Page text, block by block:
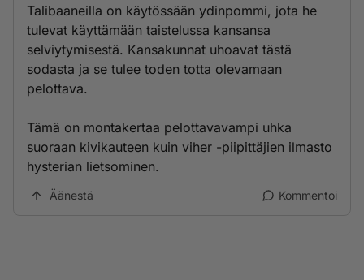
Talibaaneilla on käytössään ydinpommi, jota he
tulevat käyttämään taistelussa kansansa
selviytymisestä. Kansakunnat uhoavat tästä
sodasta ja se tulee toden totta olevamaan
pelottava.
Tämä on montakertaa pelottavavampi uhka
suoraan kivikauteen kuin viher -piipittäjien ilmasto
hysterian lietsominen.
Äänestä Kommentoi